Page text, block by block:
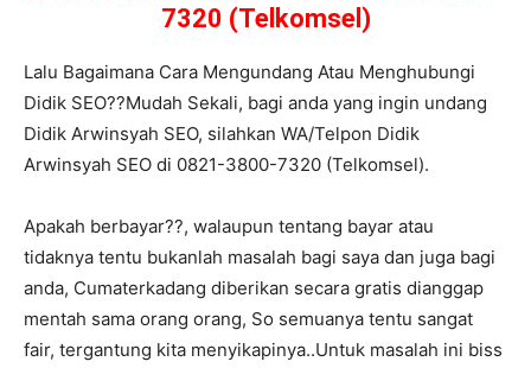
7320 (Telkomsel)
Lalu Bagaimana Cara Mengundang Atau Menghubungi
Didik SEO??Mudah Sekali, bagi anda yang ingin undang
Didik Arwinsyah SEO, silahkan WA/Telpon Didik
Arwinsyah SEO di 0821-3800-7320 (Telkomsel).
Apakah berbayar??, walaupun tentang bayar atau
tidaknya tentu bukanlah masalah bagi saya dan juga bagi
anda, Cumaterkadang diberikan secara gratis dianggap
mentah sama orang orang, So semuanya tentu sangat
fair, tergantung kita menyikapinya..Untuk masalah ini biss